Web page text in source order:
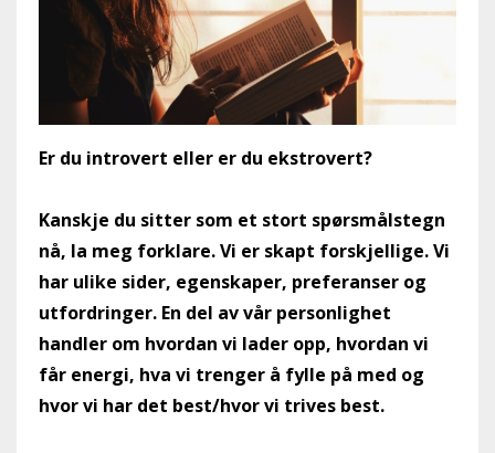
Er du introvert eller er du ekstrovert?
Kanskje du sitter som et stort spørsmålstegn
nå, la meg forklare. Vi er skapt forskjellige. Vi
har ulike sider, egenskaper, preferanser og
utfordringer. En del av vår personlighet
handler om hvordan vi lader opp, hvordan vi
får energi, hva vi trenger å fylle på med og
hvor vi har det best/hvor vi trives best.